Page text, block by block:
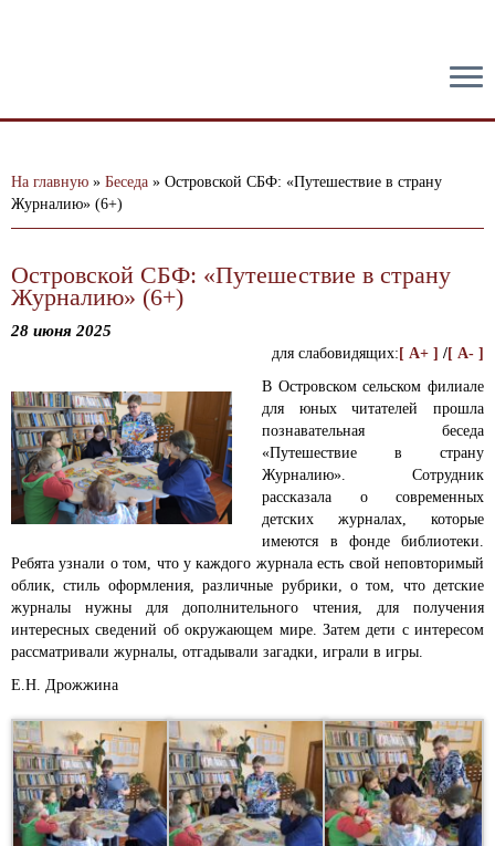
На главную » Беседа » Островской СБФ: «Путешествие в страну
Журналию» (6+)
Островской СБФ: «Путешествие в страну
Журналию» (6+)
28 июня 2025
для слабовидящих: [ A+ ] /[ A- ]
В Островском сельском филиале
для юных читателей прошла
познавательная беседа
«Путешествие в страну
Журналию». Сотрудник
рассказала о современных
детских журналах, которые
имеются в фонде библиотеки.
Ребята узнали о том, что у каждого журнала есть свой неповторимый
облик, стиль оформления, различные рубрики, о том, что детские
журналы нужны для дополнительного чтения, для получения
интересных сведений об окружающем мире. Затем дети с интересом
рассматривали журналы, отгадывали загадки, играли в игры.
Е.Н. Дрожжина